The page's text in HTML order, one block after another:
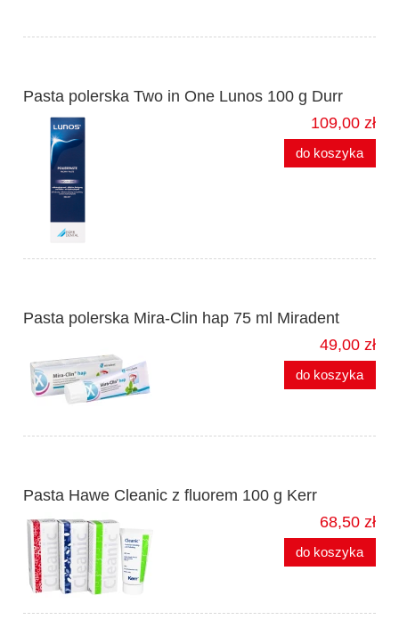
Pasta polerska Two in One Lunos 100 g Durr
109,00 zł
do koszyka
Pasta polerska Mira-Clin hap 75 ml Miradent
49,00 zł
do koszyka
Pasta Hawe Cleanic z fluorem 100 g Kerr
68,50 zł
do koszyka